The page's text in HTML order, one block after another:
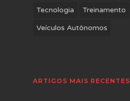
Tecnologia Treinamento
Veículos Autônomos
ARTIGOS MAIS RECENTES